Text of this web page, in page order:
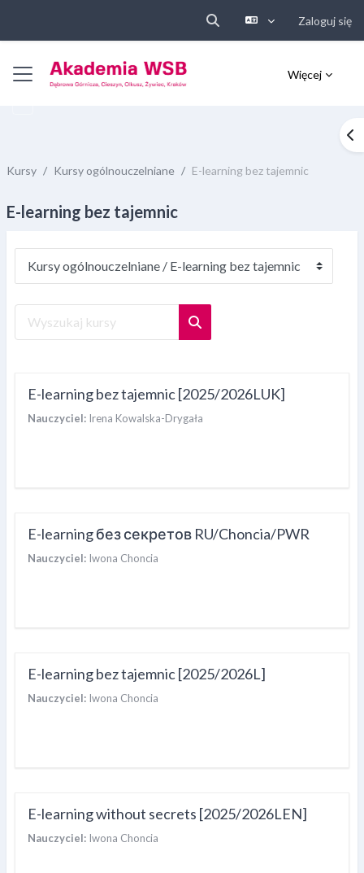
Przełącznik wyszukiwarki
Zaloguj się
Panel boczny Więcej
Kursy Kursy ogólnouczelniane E-learning bez tajemnic
E-learning bez tajemnic
Kategorie kursów
Wyszukaj kursy
E-learning bez tajemnic [2025/2026LUK]
Nauczyciel: Irena Kowalska-Drygała
E-learning без секретов RU/Choncia/PWR
Nauczyciel: Iwona Choncia
E-learning bez tajemnic [2025/2026L]
Nauczyciel: Iwona Choncia
E-learning without secrets [2025/2026LEN]
Nauczyciel: Iwona Choncia